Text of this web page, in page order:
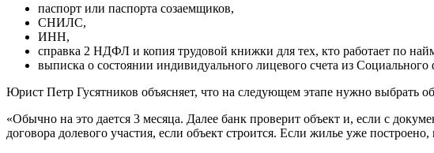
паспорт или паспорта созаемщиков,
СНИЛС,
ИНН,
справка 2 НДФЛ и копия трудовой книжки для тех, кто работает по
выписка о состоянии индивидуального лицевого счета из
Юрист Петр Гусятников объясняет, что на следующем этапе нужно выбрать
«Обычно на это дается 3 месяца. Далее банк проверит объект и, если с
договора долевого участия, если объект строится. Если жилье уже